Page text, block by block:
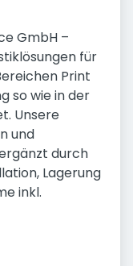
GmbH –
für
Print
so wie in der
Unsere
und
durch
Lagerung
inkl.